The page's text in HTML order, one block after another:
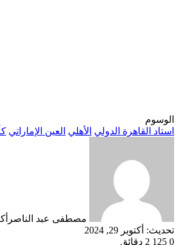
الوسوم
استاد القاهرة الدولي الأهلي العين الإماراتي
مصطفى عبد الناصر
تحديث: أكتوبر 29, 2024
0
2 دقائق